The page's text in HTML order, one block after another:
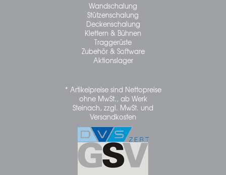
Wandschalung
Stützenschalung
Deckenschalung
Klettern & Bühnen
Traggerüste
Zubehör & Software
Aktionslager
* Artikelpreise sind Nettopreise
ohne MwSt., ab Werk
Steinach, zzgl. MwSt. und
Versandkosten